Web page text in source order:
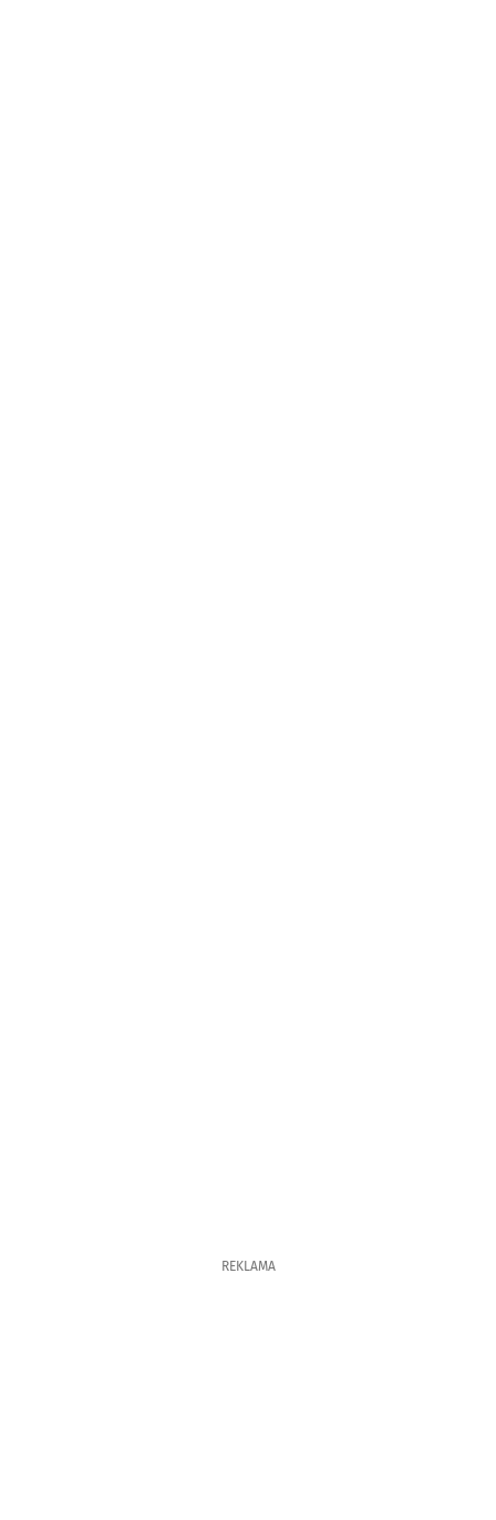
REKLAMA